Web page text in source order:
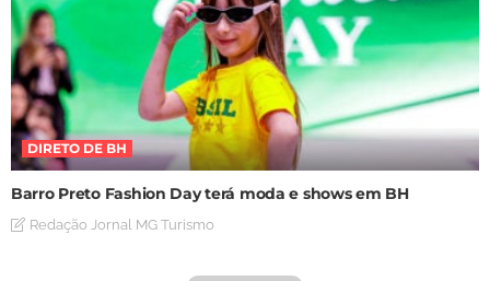
DIRETO DE BH
Barro Preto Fashion Day terá moda e shows em BH
Redação Jornal MG Turismo